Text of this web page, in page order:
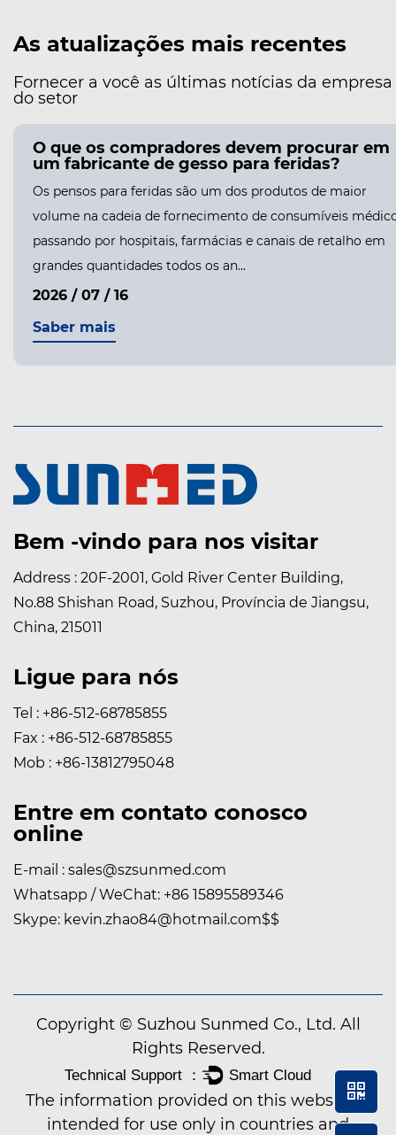
As atualizações mais recentes
Fornecer a você as últimas notícias da empresa
do setor
você escolhe um fabricante confiável
adesivas para pedidos em
adesivas estão entre os produtos reordenados
frequência na cadeia de suprimentos de
médicos, vendidos em hospitais, farmácias,
mais
Bem -vindo para nos visitar
Address : 20F-2001, Gold River Center Building,
No.88 Shishan Road, Suzhou, Província de Jiangsu,
China, 215011
Ligue para nós
Tel : +86-512-68785855
Fax : +86-512-68785855
Mob : +86-13812795048
Entre em contato conosco
online
E-mail : sales@szsunmed.com
Whatsapp / WeChat: +86 15895589346
Skype: kevin.zhao84@hotmail.com$$
Copyright © Suzhou Sunmed Co., Ltd. All
Rights Reserved.
The information provided on this website is
intended for use only in countries and